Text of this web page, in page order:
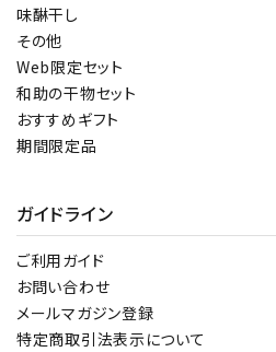
キーワード
カテゴリー
検索する
味醂干し
その他
Web限定セット
和助の干物セット
おすすめギフト
期間限定品
ガイドライン
ご利用ガイド
お問い合わせ
メールマガジン登録
特定商取引法表示について